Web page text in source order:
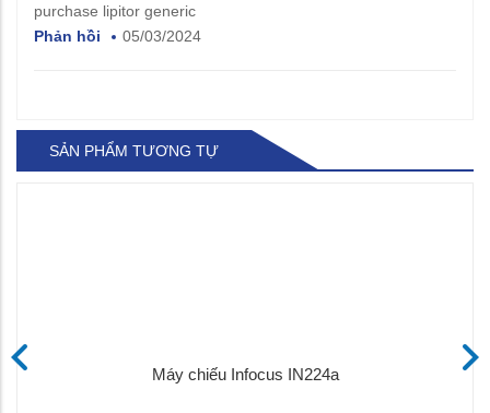
purchase lipitor generic
Phản hồi
05/03/2024
SẢN PHẨM TƯƠNG TỰ
Máy chiếu Infocus IN224a